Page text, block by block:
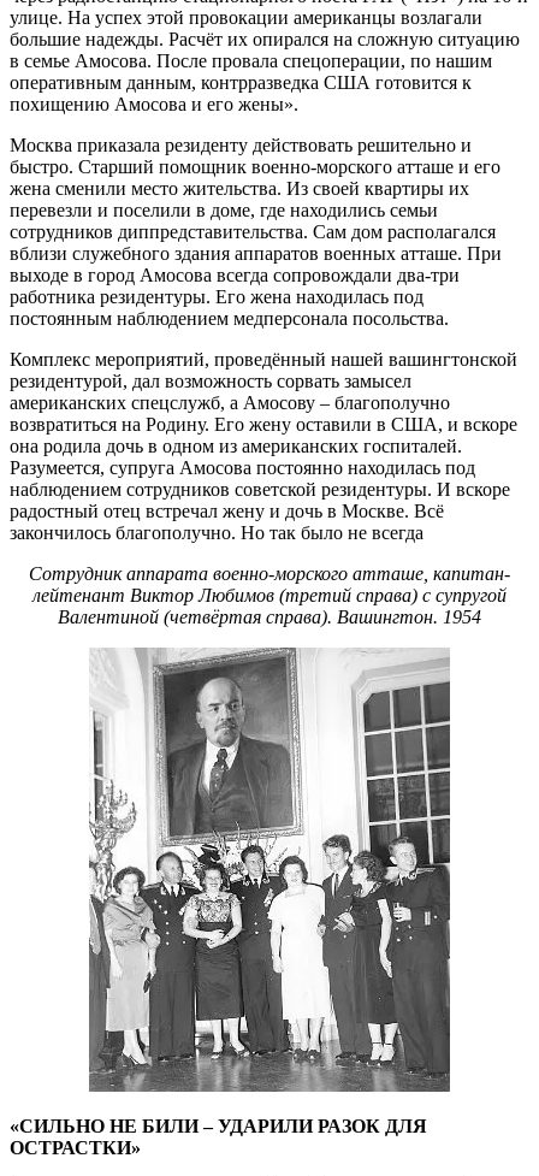
улице. На успех этой провокации американцы возлагали
большие надежды. Расчёт их опирался на сложную ситуацию
в семье Амосова. После провала спецоперации, по нашим
оперативным данным, контрразведка США готовится к
похищению Амосова и его жены».
Москва приказала резиденту действовать решительно и
быстро. Старший помощник военно-морского атташе и его
жена сменили место жительства. Из своей квартиры их
перевезли и поселили в доме, где находились семьи
сотрудников диппредставительства. Сам дом располагался
вблизи служебного здания аппаратов военных атташе. При
выходе в город Амосова всегда сопровождали два-три
работника резидентуры. Его жена находилась под
постоянным наблюдением медперсонала посольства.
Комплекс мероприятий, проведённый нашей вашингтонской
резидентурой, дал возможность сорвать замысел
американских спецслужб, а Амосову – благополучно
возвратиться на Родину. Его жену оставили в США, и вскоре
она родила дочь в одном из американских госпиталей.
Разумеется, супруга Амосова постоянно находилась под
наблюдением сотрудников советской резидентуры. И вскоре
радостный отец встречал жену и дочь в Москве. Всё
закончилось благополучно. Но так было не всегда
Сотрудник аппарата военно-морского атташе, капитан-
лейтенант Виктор Любимов (третий справа) с супругой
Валентиной (четвёртая справа). Вашингтон. 1954
«СИЛЬНО НЕ БИЛИ – УДАРИЛИ РАЗОК ДЛЯ
ОСТРАСТКИ»